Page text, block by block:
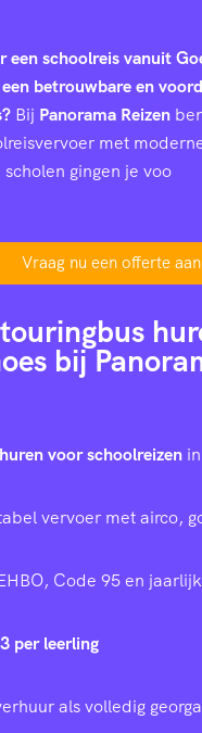
schoolreis vanuit
betrouwbare en
Bij Panorama Reizen
met
gingen je voo
Vraag nu een offerte
bij
voor schoolreizen
vervoer met airco,
Code 95 en
per leerling
als volledig